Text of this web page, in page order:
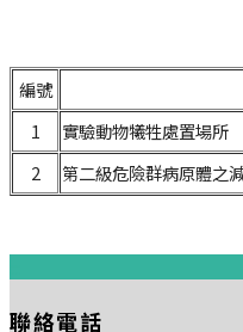
編號
1
實驗動物犧牲處置場所
2
第二級危險群病原體之
聯絡電話